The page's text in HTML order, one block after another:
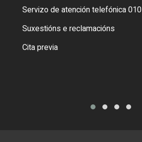
Servizo de atención telefónica 010
Suxestións e reclamacións
Cita previa